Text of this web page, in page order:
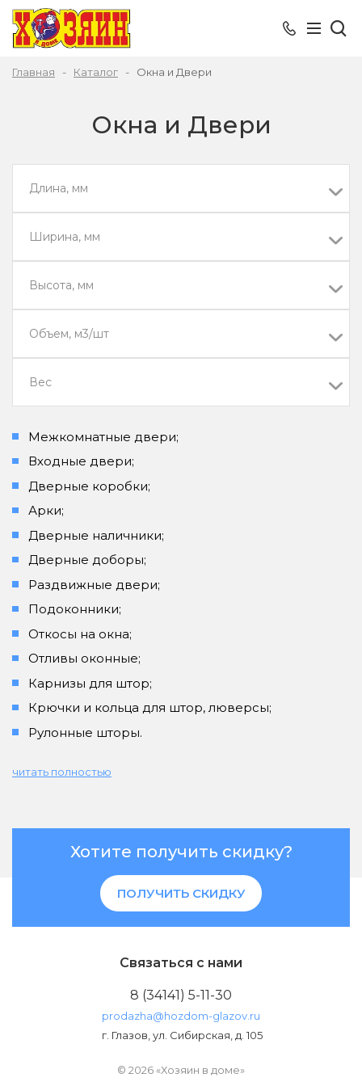
Главная Каталог Окна и Двери
Окна и Двери
Длина, мм
Ширина, мм
Высота, мм
Объем, м3/шт
Вес
Межкомнатные двери;
Входные двери;
Дверные коробки;
Арки;
Дверные наличники;
Дверные доборы;
Раздвижные двери;
Подоконники;
Откосы на окна;
Отливы оконные;
Карнизы для штор;
Крючки и кольца для штор, люверсы;
Рулонные шторы.
читать полностью
Хотите получить скидку?
ПОЛУЧИТЬ СКИДКУ
Связаться с нами
8 (34141) 5-11-30
prodazha@hozdom-glazov.ru
г. Глазов, ул. Сибирская, д. 105
© 2026 «Хозяин в доме»